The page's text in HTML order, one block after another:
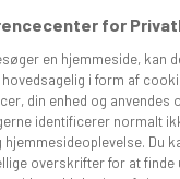
- de er
i hver
og vores helt
og tekstur.
for
en hjemmeside, kan
i form af
din enhed og anvendes
identificerer normalt
hjemmesideoplevelse. Du
overskrifter for at